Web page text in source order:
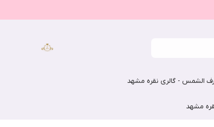
الشمس - گالری نقره مشهد
مشهد